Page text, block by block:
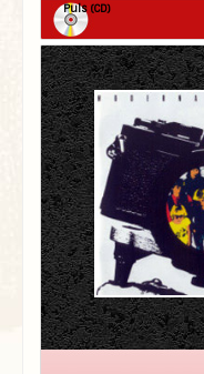
Puls (CD)